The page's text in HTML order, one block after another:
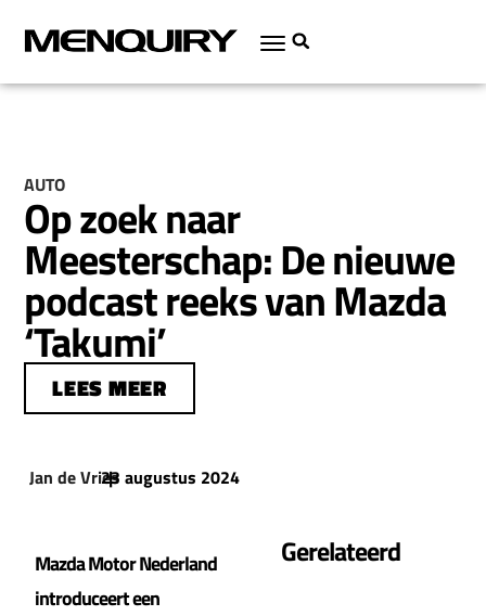
AUTO
Op zoek naar
Meesterschap: De nieuwe
podcast reeks van Mazda
‘Takumi’
LEES MEER
Jan de Vries
|
23 augustus 2024
Mazda Motor Nederland
introduceert een
Gerelateerd